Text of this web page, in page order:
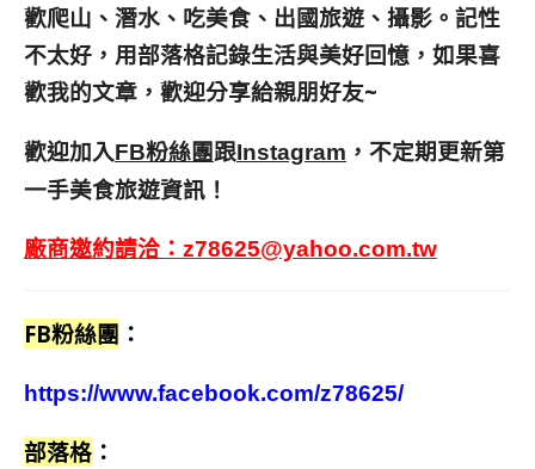
歡爬山、潛水、吃美食、出國旅遊、攝影。 記性
不太好，用部落格記錄生活與美好回憶， 如果喜
歡我的文章，歡迎分享給親朋好友~
歡迎加入FB粉絲團跟Instagram ，不定期更新第
一手美食旅遊資訊！
廠商邀約請洽： z78625@yahoo.com.tw
FB粉絲團 ：
https://www.facebook.com/z78625/
部落格 ：